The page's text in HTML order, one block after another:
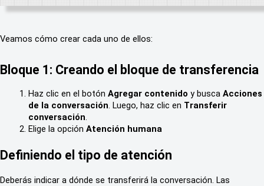
Veamos cómo crear cada uno de ellos:
Bloque 1: Creando el bloque de transferencia
Haz clic en el botón Agregar contenido y busca Acciones
de la conversación . Luego, haz clic en Transferir
conversación
Elige la opción Atención humana
Definiendo el tipo de atención
Deberás indicar a dónde se transferirá la conversación. Las